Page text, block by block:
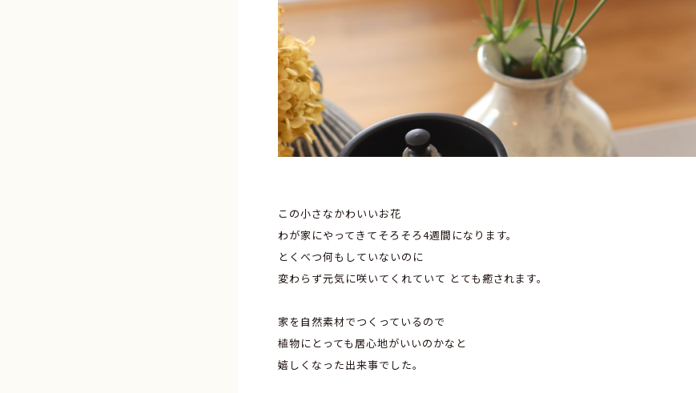
この小さなかわいいお花
わが家にやってきてそろそろ4週間になります。
とくべつ何もしていないのに
変わらず元気に咲いてくれていて とても癒されます。
家を自然素材でつくっているので
植物にとっても居心地がいいのかなと
嬉しくなった出来事でした。